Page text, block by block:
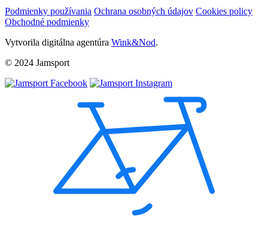
Podmienky používania Ochrana osobných údajov Cookies policy
Obchodné podmienky
Vytvorila digitálna agentúra Wink&Nod.
© 2024 Jamsport